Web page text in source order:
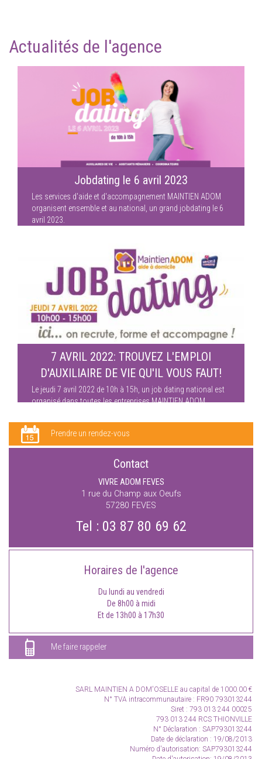
Actualités de l'agence
Jobdating le 6 avril 2023
Les services d'aide et d'accompagnement MAINTIEN ADOM
organisent ensemble et au national, un grand jobdating le 6
avril 2023.
7 AVRIL 2022: TROUVEZ L'EMPLOI
D'AUXILIAIRE DE VIE QU'IL VOUS FAUT!
Le jeudi 7 avril 2022 de 10h à 15h, un job dating national est
organisé dans toutes les entreprises MAINTIEN ADOM.
Prendre un rendez-vous
Contact
VIVRE ADOM FEVES
1 rue du Champ aux Oeufs
57280 FEVES
Tel : 03 87 80 69 62
Horaires de l'agence
Du lundi au vendredi
De 8h00 à midi
Et de 13h00 à 17h30
Me faire rappeler
SARL MAINTIEN A DOM'OSELLE au capital de 1000.00 €
N° TVA intracommunautaire : FR90 793013244
Siret : 793 013 244 00025
793 013 244 RCS THIONVILLE
N° Déclaration : SAP793013244
Date de déclaration : 19/08/2013
Numéro d'autorisation: SAP793013244